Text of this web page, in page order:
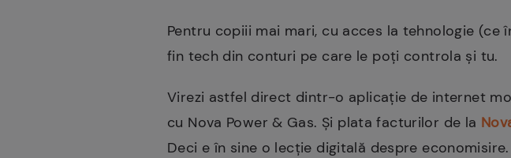
Pentru copiii mai mari, cu acces la tehnologie
fin tech din conturi pe care le poți controla și tu.
Virezi astfel direct dintr-o aplicație de internet
cu Nova Power & Gas. Și plata facturilor de la
Deci e în sine o lecție digitală despre economisire.